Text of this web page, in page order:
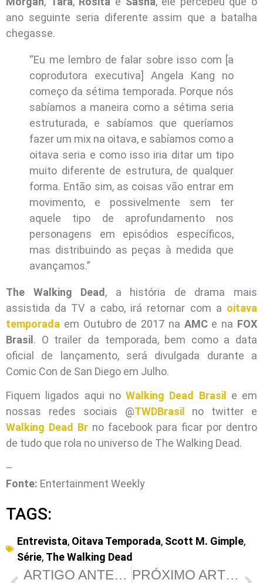
ano seguinte seria diferente assim que a batalha
chegasse.
“Eu me lembro de falar sobre isso com [a
coprodutora executiva] Angela Kang no
começo da sétima temporada. Porque nós
sabíamos a maneira como a sétima seria
estruturada, e sabíamos que queríamos
fazer um mix na oitava, e sabíamos como a
oitava seria e como isso iria ditar um tipo
muito diferente de estrutura, de qualquer
forma. Então sim, as coisas vão entrar em
movimento, e possivelmente sem ter
aquele tipo de aprofundamento nos
personagens em episódios específicos,
mas distribuindo as peças à medida que
avançamos.”
The Walking Dead, a história de drama mais
assistida da TV a cabo, irá retornar com a oitava
temporada em Outubro de 2017 na AMCe na FOX
Brasil. O trailer da temporada, bem como a data
oficial de lançamento, será divulgada durante a
Comic Con de San Diego em Julho.
Fiquem ligados aqui no Walking Dead Brasil
e em
nossas redes sociais @TWDBrasil
no twitter e
Walking Dead Brno facebook para ficar por dentro
de tudo que rola no universo de The Walking Dead.
–
Fonte: Entertainment Weekly
TAGS:
Entrevista, Oitava Temporada, Scott M. Gimple,
Série, The Walking Dead
ARTIGO ANTERIOR PRÓXIMO ARTIGO